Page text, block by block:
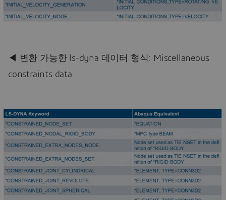
◀ 변환 가능한 ls-dyna 데이터 형식: Miscellaneous
constraints data